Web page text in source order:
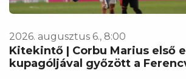
2026. augusztus 6., 8:00
Kitekintő | Corbu Marius első
kupagóljával győzött a